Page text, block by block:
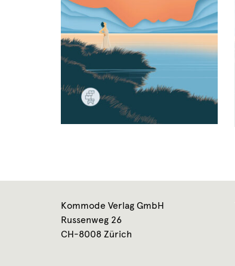
Kommode Verlag GmbH
Russenweg 26
CH-8008 Zürich